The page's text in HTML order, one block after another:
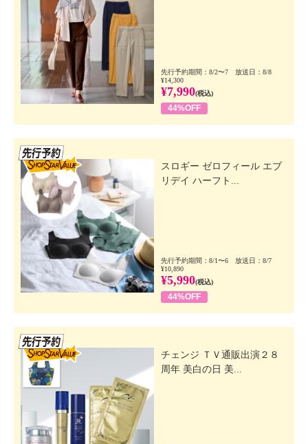
先行予約期間：8/2〜7 放送日：8/8
¥14,300
¥7,990(税込)
44%OFF
スロギー ゼロフィール エブ
リデイ ハーフト...
先行予約期間：8/1〜6 放送日：8/7
¥10,890
¥5,990(税込)
44%OFF
チェンジ ＴＶ通販出演２８
周年 美白の日 美...